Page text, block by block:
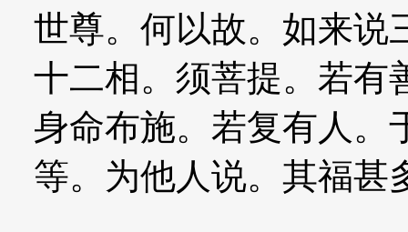
世尊。何以故。如来说
十二相。须菩提。若有
身命布施。若复有人。
等。为他人说。其福甚